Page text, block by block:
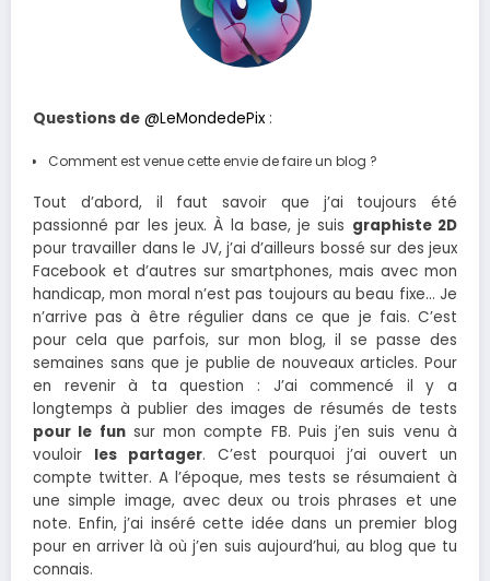
Questions de @LeMondedePix :
Comment est venue cette envie de faire un blog ?
Tout d’abord, il faut savoir que j’ai toujours été
passionné par les jeux. À la base, je suis graphiste 2D
pour travailler dans le JV, j’ai d’ailleurs bossé sur des jeux
Facebook et d’autres sur smartphones, mais avec mon
handicap, mon moral n’est pas toujours au beau fixe… Je
n’arrive pas à être régulier dans ce que je fais. C’est
pour cela que parfois, sur mon blog, il se passe des
semaines sans que je publie de nouveaux articles. Pour
en revenir à ta question : J’ai commencé il y a
longtemps à publier des images de résumés de tests
pour le funsur mon compte FB. Puis j’en suis venu à
vouloir les partager. C’est pourquoi j’ai ouvert un
compte twitter. A l’époque, mes tests se résumaient à
une simple image, avec deux ou trois phrases et une
note. Enfin, j’ai inséré cette idée dans un premier blog
pour en arriver là où j’en suis aujourd’hui, au blog que tu
connais.